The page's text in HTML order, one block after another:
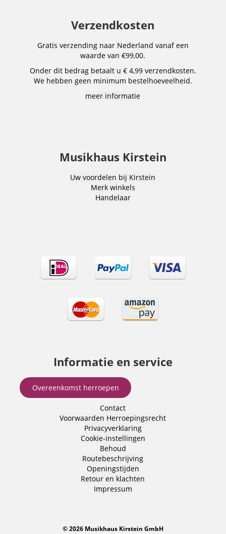
Verzendkosten
Gratis verzending naar Nederland vanaf een
waarde van €99,00.
Onder dit bedrag betaalt u € 4,99 verzendkosten.
We hebben geen minimum bestelhoeveelheid.
meer informatie
Musikhaus Kirstein
Uw voordelen bij Kirstein
Merk winkels
Handelaar
Informatie en service
Overeenkomst herroepen
Contact
Voorwaarden Herroepingsrecht
Privacyverklaring
Cookie-instellingen
Behoud
Routebeschrijving
Openingstijden
Retour en klachten
Impressum
© 2026 Musikhaus Kirstein GmbH